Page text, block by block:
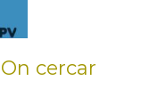
cercar